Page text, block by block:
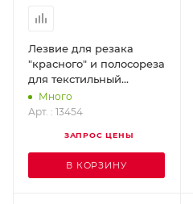
Лезвие для резака
"красного" и полосореза
для текстильный
покрытий (комплект - 10
шт.) WOLFF 13454
Много
Арт. : 13454
ЗАПРОС ЦЕНЫ
В КОРЗИНУ